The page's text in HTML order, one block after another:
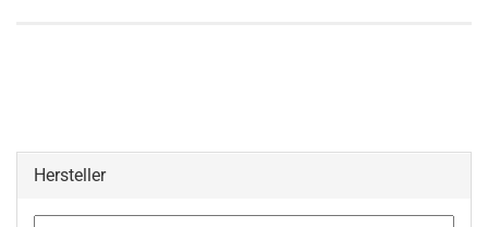
Hersteller